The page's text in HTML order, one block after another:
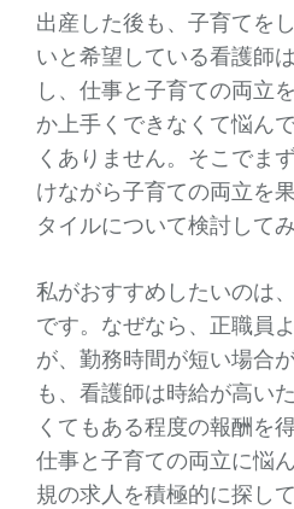
出産した後も、子育てを
いと希望している看護師
し、仕事と子育ての両立
か上手くできなくて悩ん
くありません。そこでま
けながら子育ての両立を
タイルについて検討して
私がおすすめしたいのは
です。なぜなら、正職員
が、勤務時間が短い場合
も、看護師は時給が高い
くてもある程度の報酬を
仕事と子育ての両立に悩
規の求人を積極的に探し